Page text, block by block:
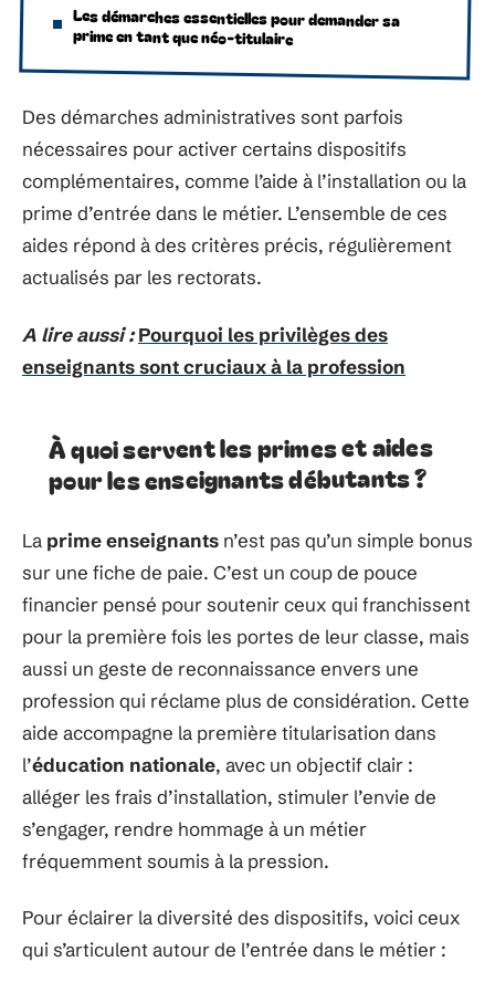
Les démarches essentielles pour demander sa
prime en tant que néo-titulaire
Des démarches administratives sont parfois
nécessaires pour activer certains dispositifs
complémentaires, comme l’aide à l’installation ou la
prime d’entrée dans le métier. L’ensemble de ces
aides répond à des critères précis, régulièrement
actualisés par les rectorats.
A lire aussi : Pourquoi les privilèges des
enseignants sont cruciaux à la profession
À quoi servent les primes et aides
pour les enseignants débutants ?
La prime enseignants n’est pas qu’un simple bonus
sur une fiche de paie. C’est un coup de pouce
financier pensé pour soutenir ceux qui franchissent
pour la première fois les portes de leur classe, mais
aussi un geste de reconnaissance envers une
profession qui réclame plus de considération. Cette
aide accompagne la première titularisation dans
l’éducation nationale, avec un objectif clair :
alléger les frais d’installation, stimuler l’envie de
s’engager, rendre hommage à un métier
fréquemment soumis à la pression.
Pour éclairer la diversité des dispositifs, voici ceux
qui s’articulent autour de l’entrée dans le métier :